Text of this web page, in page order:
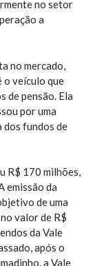
no setor
a
no mercado,
o veículo que
de pensão. Ela
por uma
fundos de
R$ 170 milhões,
emissão da
de uma
valor de R$
da Vale
após o
a Vale